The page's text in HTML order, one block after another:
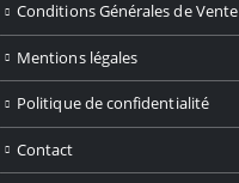
Conditions Générales de Vente
Mentions légales
Politique de confidentialité
Contact